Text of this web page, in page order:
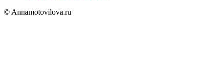
© Annamotovilova.ru